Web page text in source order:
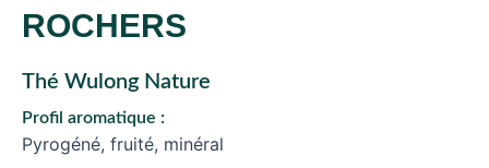
ROCHERS
Thé Wulong Nature
Profil aromatique :
Pyrogéné, fruité, minéral